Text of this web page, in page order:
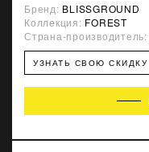
Бренд: BLISSGROUND
Коллекция: FOREST
Страна-производитель:
УЗНАТЬ СВОЮ СКИДКУ